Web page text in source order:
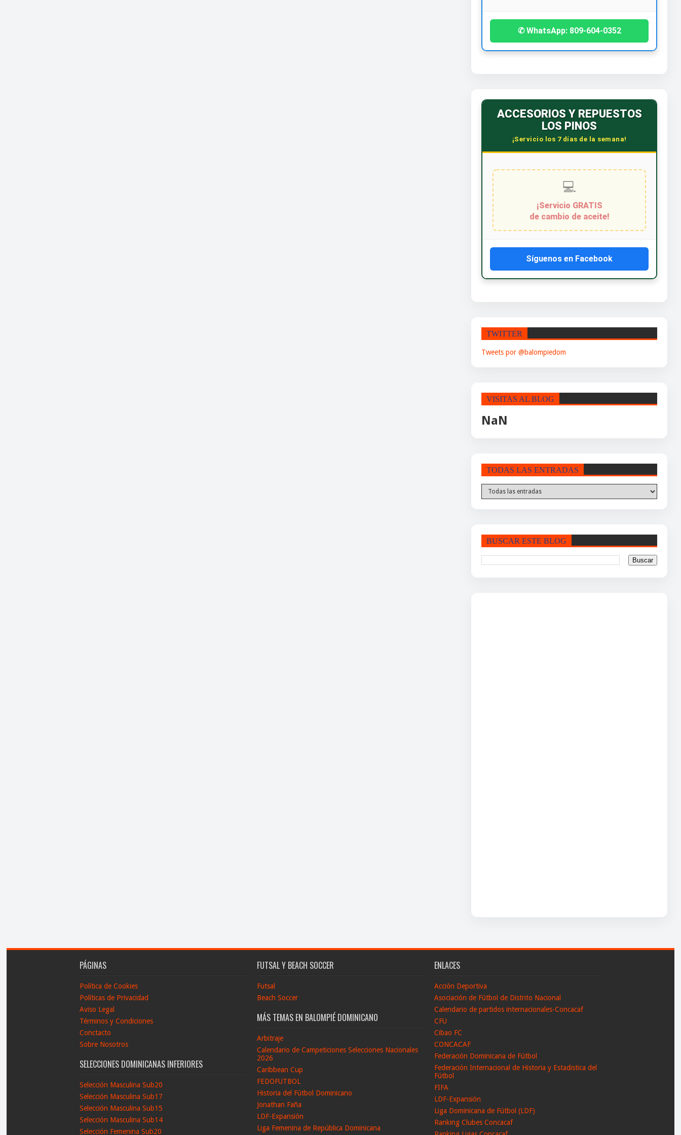
✆ WhatsApp: 809-604-0352
ACCESORIOS Y REPUESTOS
LOS PINOS
¡Servicio los 7 días de la semana!
💻
¡Servicio GRATIS
de cambio de aceite!
Síguenos en Facebook
TWITTER
Tweets por @balompiedom
VISITAS AL BLOG
NaN
TODAS LAS ENTRADAS
BUSCAR ESTE BLOG
PÁGINAS
Política de Cookies
Políticas de Privacidad
Aviso Legal
Términos y Condiciones
Conctacto
Sobre Nosotros
SELECCIONES DOMINICANAS INFERIORES
Selección Masculina Sub20
Selección Masculina Sub17
Selección Masculina Sub15
Selección Masculina Sub14
Selección Femenina Sub20
FUTSAL Y BEACH SOCCER
Futsal
Beach Soccer
MÁS TEMAS EN BALOMPIÉ DOMINICANO
Arbitraje
Calendario de Campeticiones Selecciones Nacionales
2026
Caribbean Cup
FEDOFUTBOL
Historia del Fútbol Dominicano
Jonathan Faña
LDF-Expansión
Liga Femenina de República Dominicana
ENLACES
Acción Deportiva
Asociación de Fútbol de Distrito Nacional
Calendario de partidos internacionales-Concacaf
CFU
Cibao FC
CONCACAF
Federación Dominicana de Fútbol
Federación Internacional de Historia y Estadistica del
Fútbol
FIFA
LDF-Expansión
Liga Dominicana de Fútbol (LDF)
Ranking Clubes Concacaf